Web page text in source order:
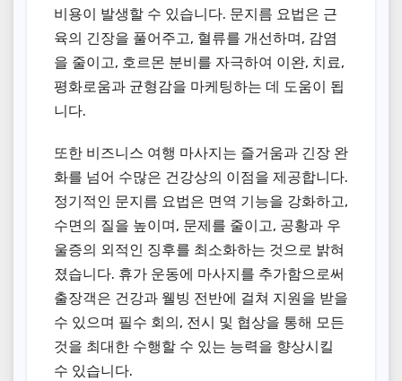
비용이 발생할 수 있습니다. 문지름 요법은 근
육의 긴장을 풀어주고, 혈류를 개선하며, 감염
을 줄이고, 호르몬 분비를 자극하여 이완, 치료,
평화로움과 균형감을 마케팅하는 데 도움이 됩
니다.
또한 비즈니스 여행 마사지는 즐거움과 긴장 완
화를 넘어 수많은 건강상의 이점을 제공합니다.
정기적인 문지름 요법은 면역 기능을 강화하고,
수면의 질을 높이며, 문제를 줄이고, 공황과 우
울증의 외적인 징후를 최소화하는 것으로 밝혀
졌습니다. 휴가 운동에 마사지를 추가함으로써
출장객은 건강과 웰빙 전반에 걸쳐 지원을 받을
수 있으며 필수 회의, 전시 및 협상을 통해 모든
것을 최대한 수행할 수 있는 능력을 향상시킬
수 있습니다.